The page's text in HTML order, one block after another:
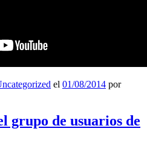
el 01/08/2014 por
grupo de usuarios de